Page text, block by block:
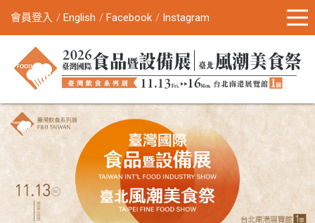
會員登入 English Facebook Instagram